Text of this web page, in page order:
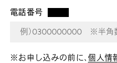
電話番号
※お申し込みの前に、個人情